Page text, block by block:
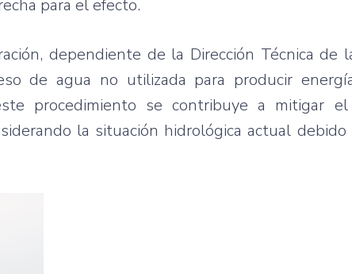
para el efecto.
dependiente de la Dirección Técnica de
de agua no utilizada para producir
procedimiento se contribuye a mitigar
la situación hidrológica actual